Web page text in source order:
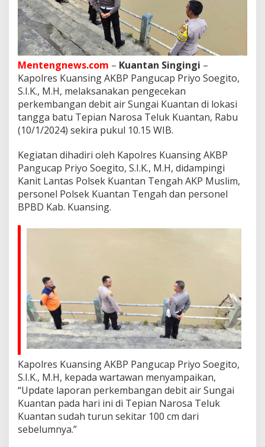
e
b
i
t
A
i
r
S
u
n
g
a
K
u
a
n
t
a
i
T
a
n
g
a
B
t
u
T
Mentengnews.com – Kuantan Singingi –
Kapolres Kuansing AKBP Pangucap Priyo Soegito,
S.I.K., M.H, melaksanakan pengecekan
perkembangan debit air Sungai Kuantan di lokasi
tangga batu Tepian Narosa Teluk Kuantan, Rabu
(10/1/2024) sekira pukul 10.15 WIB.
Kegiatan dihadiri oleh Kapolres Kuansing AKBP
Pangucap Priyo Soegito, S.I.K., M.H, didampingi
Kanit Lantas Polsek Kuantan Tengah AKP Muslim,
personel Polsek Kuantan Tengah dan personel
BPBD Kab. Kuansing.
Kapolres Kuansing AKBP Pangucap Priyo Soegito,
S.I.K., M.H, kepada wartawan menyampaikan,
“Update laporan perkembangan debit air Sungai
Kuantan pada hari ini di Tepian Narosa Teluk
Kuantan sudah turun sekitar 100 cm dari
sebelumnya.”